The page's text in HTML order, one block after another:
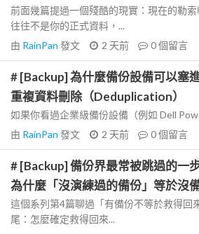
前面幾篇提過一個殘酷的現實：現在的勒
往往不是你的正式資料，...
由 RainPan 發文 2 天前 0個留言
# [Backup] 為什麼備份設備可以塞
重複資料刪除（Deduplication）
如果你看過企業級備份設備（例如 Dell
由 RainPan 發文 2 天前 0個留言
# [Backup] 備份界最常被跳過的一
為什麼「沒演練過的備份」等於沒
這個系列第4篇聊過「有備份不等於救得回
尾：怎麼確定救得回來...